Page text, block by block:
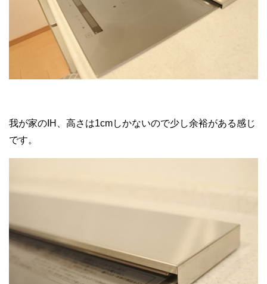
我が家のIH、高さは1cmしかないので少し余裕がある感じ
です。